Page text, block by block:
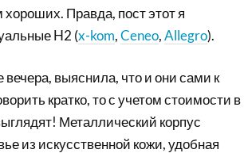
Правда, пост этот я
H2 (x-kom,Ceneo,Allegro).
выяснила, что и они сами к
кратко, то с учетом стоимости в
Металлический корпус
из искусственной кожи, удобная